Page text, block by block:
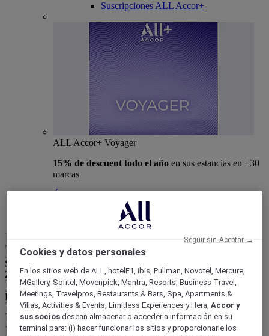
Suscripciones ALL Accor+
ALL Accor+ Voyager
15% de descuent todo el año en sus estancias en +30
marcas
ÚNETE YA
Atrás
Seleccione su país e idioma a continuación
Zona geográfica
País / Región - Idioma
Confirmar mi país e idioma
EUR (€)
Cookies y datos personales
En los sitios web de ALL, hotelF1, ibis, Pullman, Novotel, Mercure,
MGallery, Sofitel, Movenpick, Mantra, Resorts, Business Travel,
Meetings, Travelpros, Restaurants & Bars, Spa, Apartments &
Villas, Activities & Events, Limitless Experiences y Hera,Accor y
sus socios desean almacenar o acceder a información en su
terminal para: (i) hacer funcionar los sitios y proporcionarle los
Seguir sin Aceptar →